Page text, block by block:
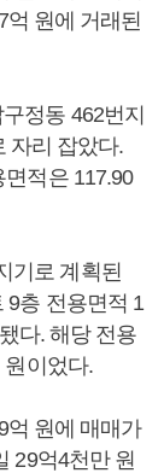
억 원에 거래된
정동 462번지
자리 잡았다.
적은 117.90
기로 계획된
9층 전용면적 1
다. 해당 전용
원이었다.
억 원에 매매가
29억4천만 원